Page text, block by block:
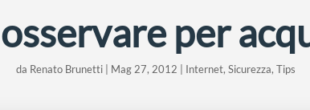
per
da Renato Brunetti Mag 27, 2012 Internet, Sicurezza, Tips